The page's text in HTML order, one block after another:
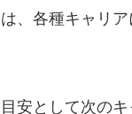
、各種キャリ
安として次の